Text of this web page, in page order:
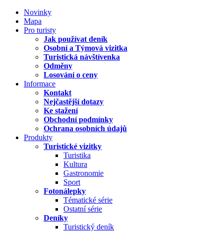
Novinky
Mapa
Pro turisty
Jak používat deník
Osobní a Týmová vizitka
Turistická návštívenka
Odměny
Losování o ceny
Informace
Kontakt
Nejčastější dotazy
Ke stažení
Obchodní podmínky
Ochrana osobních údajů
Produkty
Turistické vizitky
Turistika
Kultura
Gastronomie
Sport
Fotonálepky
Tématické série
Ostatní série
Deníky
Turistický deník